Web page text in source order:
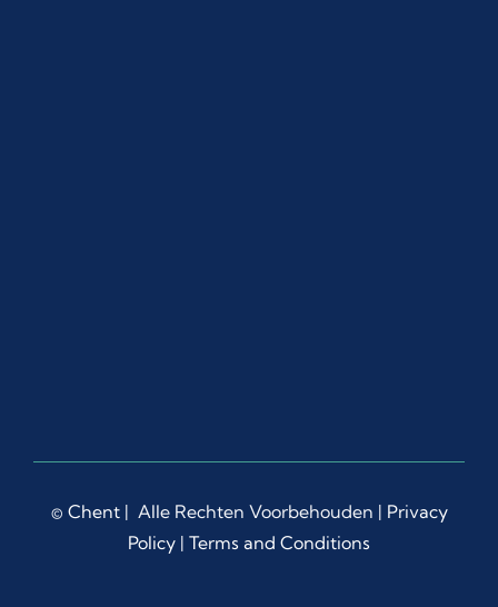
© Chent| Alle Rechten Voorbehouden | Privacy
Policy | Terms and Conditions